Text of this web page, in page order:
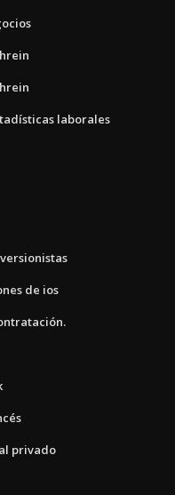
laborales
de ios
privado